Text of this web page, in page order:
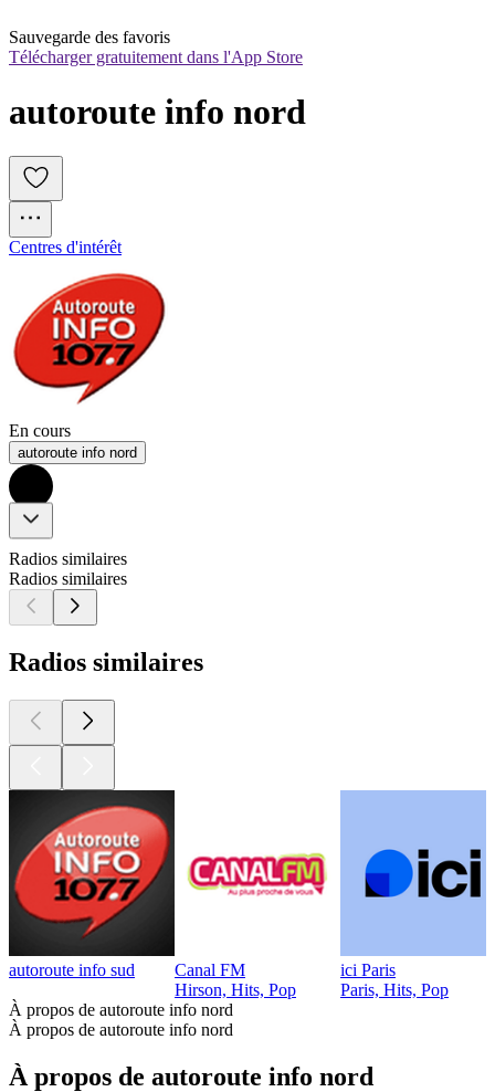
Sauvegarde des favoris
Télécharger gratuitement dans l'App Store
autoroute info nord
Centres d'intérêt
En cours
autoroute info nord
Radios similaires
Radios similaires
Radios similaires
autoroute info sud
Canal FM
Hirson, Hits, Pop
ici Paris
Paris, Hits, Pop
À propos de autoroute info nord
À propos de autoroute info nord
À propos de autoroute info nord